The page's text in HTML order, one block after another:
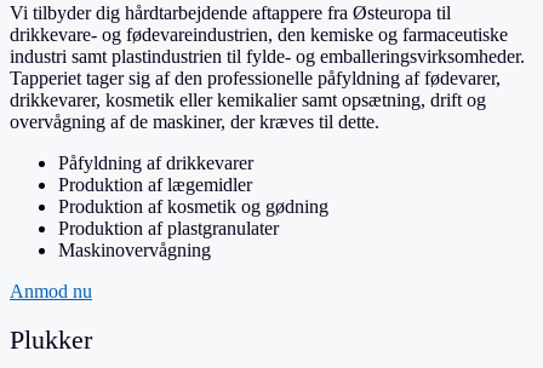
Vi tilbyder dig hårdtarbejdende aftappere fra Østeuropa til
drikkevare- og fødevareindustrien, den kemiske og farmaceutiske
industri samt plastindustrien til fylde- og emballeringsvirksomheder.
Tapperiet tager sig af den professionelle påfyldning af fødevarer,
drikkevarer, kosmetik eller kemikalier samt opsætning, drift og
overvågning af de maskiner, der kræves til dette.
Påfyldning af drikkevarer
Produktion af lægemidler
Produktion af kosmetik og gødning
Produktion af plastgranulater
Maskinovervågning
Anmod nu
Plukker